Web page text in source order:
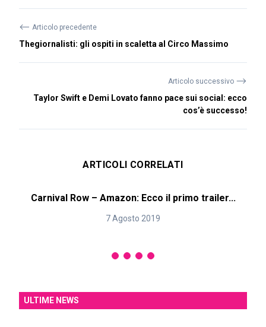
⟵ Articolo precedente
Thegiornalisti: gli ospiti in scaletta al Circo Massimo
Articolo successivo ⟶
Taylor Swift e Demi Lovato fanno pace sui social: ecco
cos’è successo!
ARTICOLI CORRELATI
Carnival Row – Amazon: Ecco il primo trailer...
7 Agosto 2019
ULTIME NEWS